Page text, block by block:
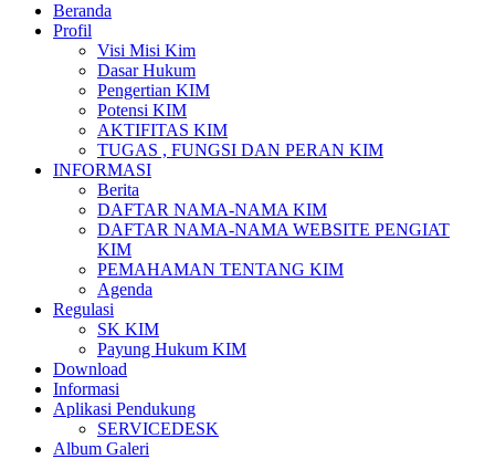
Beranda
Profil
Visi Misi Kim
Dasar Hukum
Pengertian KIM
Potensi KIM
AKTIFITAS KIM
TUGAS , FUNGSI DAN PERAN KIM
INFORMASI
Berita
DAFTAR NAMA-NAMA KIM
DAFTAR NAMA-NAMA WEBSITE PENGIAT
KIM
PEMAHAMAN TENTANG KIM
Agenda
Regulasi
SK KIM
Payung Hukum KIM
Download
Informasi
Aplikasi Pendukung
SERVICEDESK
Album Galeri